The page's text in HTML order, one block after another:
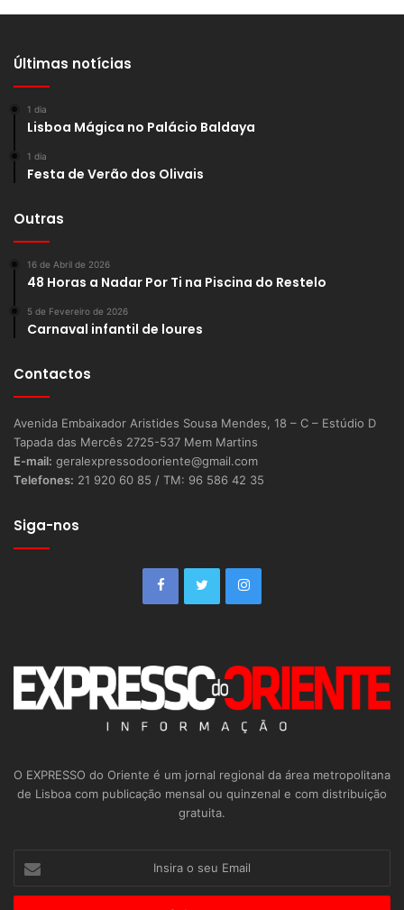
Últimas notícias
1 dia
Lisboa Mágica no Palácio Baldaya
1 dia
Festa de Verão dos Olivais
Outras
16 de Abril de 2026
48 Horas a Nadar Por Ti na Piscina do Restelo
5 de Fevereiro de 2026
Carnaval infantil de loures
Contactos
Avenida Embaixador Aristides Sousa Mendes, 18 – C – Estúdio D
Tapada das Mercês 2725-537 Mem Martins
E-mail: geralexpressodooriente@gmail.com
Telefones: 21 920 60 85 / TM: 96 586 42 35
Siga-nos
O EXPRESSO do Oriente é um jornal regional da área metropolitana
de Lisboa com publicação mensal ou quinzenal e com distribuição
gratuita.
seu